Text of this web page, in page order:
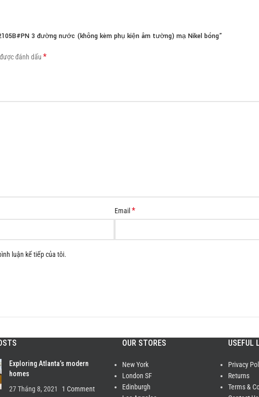
3 đường nước (không kèm phụ kiện âm tường) mạ Nikel bóng”
đánh dấu *
Email *
luận kế tiếp của tôi.
Exploring Atlanta’s modern
homes
27 Tháng 8, 2021
1 Comment
OUR STORES
New York
London SF
Edinburgh
USEFUL
Privacy
Returns
Terms &